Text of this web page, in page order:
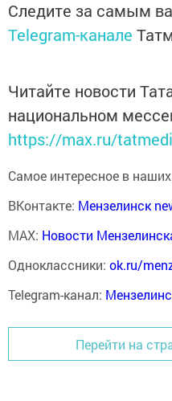
Следите за самым
Telegram-канале
Читайте новости
национальном
https://max.ru/
Самое интересное в
ВКонтакте: Мензелинск
MAX: Новости
Одноклассники: ok.ru/
Telegram-канал:
Перейти на